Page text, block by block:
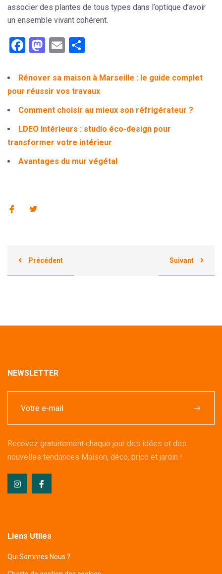
associer des plantes de tous types dans l’optique d’avoir
un ensemble vivant cohérent.
Facebook
Mastodon
Email
Rénover sa maison à Marseille : le guide complet
pour réussir vos travaux
Comment choisir au mieux son réfrigérateur ?
LDEO Intérieurs : studio éco-design pour
transformer votre intérieur
Avantages du mur végétal
Précédent Suivant
NEWSLETTER
Recevez gratuitement chaque jour des idées et des
nouvelles tendances Maison, déco, brico et jardin !
Liens Utiles
Qui Sommes Nous ?